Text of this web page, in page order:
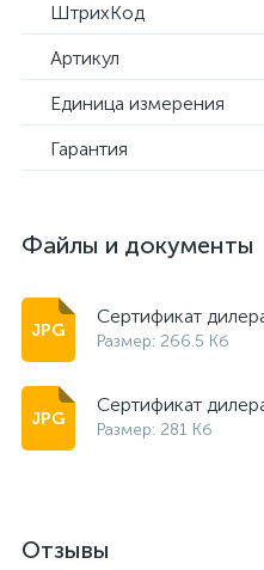
ШтрихКод
Артикул
Единица измерения
Гарантия
Файлы и документы
Сертификат
Размер: 266.5 Кб
Сертификат
Размер: 281 Кб
Отзывы